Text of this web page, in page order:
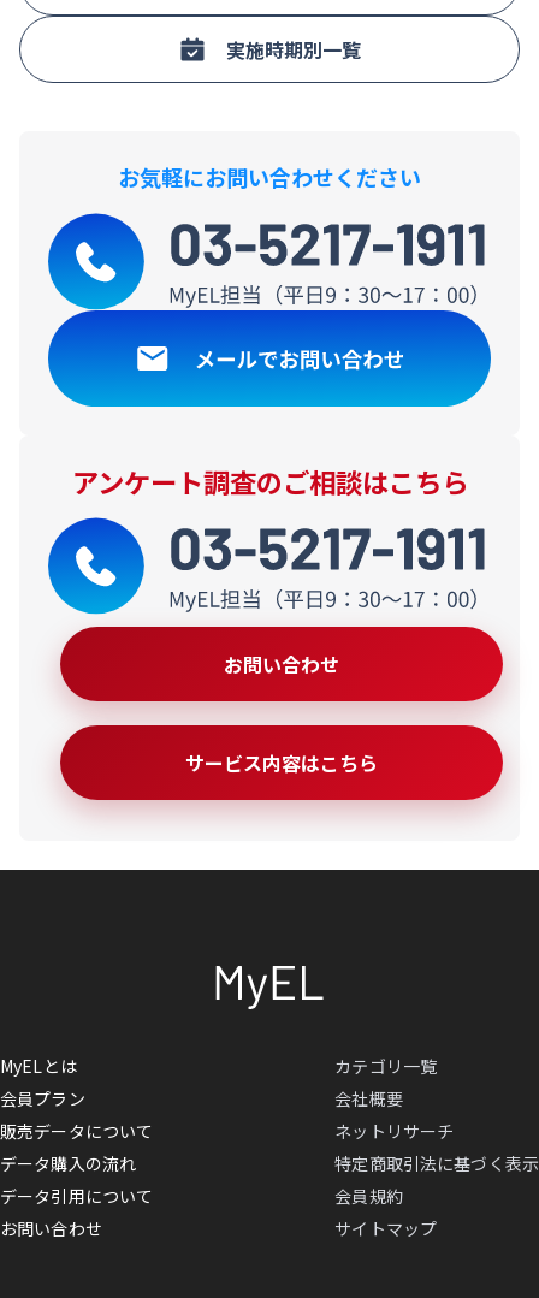
実施時期別一覧
お気軽にお問い合わせください
アンケート調査のご相談はこちら
お問い合わせ
サービス内容はこちら
MyELとは
会員プラン
販売データについて
データ購入の流れ
データ引用について
お問い合わせ
カテゴリ一覧
会社概要
ネットリサーチ
特定商取引法に基づく表示
会員規約
サイトマップ